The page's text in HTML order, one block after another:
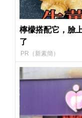
檸檬搭配它，臉
了
PR（新素簡）